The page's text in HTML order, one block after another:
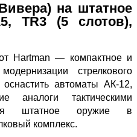
на штатное
TR3 (5 слотов),
Hartman — компактное и
стрелкового
автоматы АК‑12,
аналоги тактическими
штатное оружие в
комплекс.